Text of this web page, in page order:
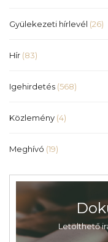
Gyülekezeti hírlevél (26)
Hír (83)
Igehirdetés (568)
Közlemény (4)
Meghívó (19)
Letölthető